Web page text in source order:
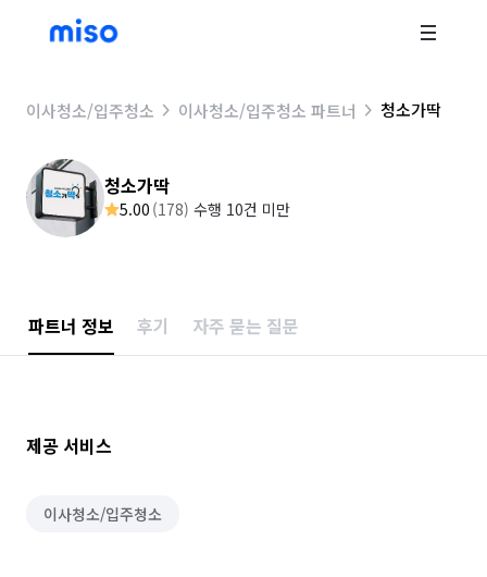
이사청소/입주청소 이사청소/입주청소 파트너 청소가딱
청소가딱
5.00 (178) 수행 10건 미만
파트너 정보 후기 자주 묻는 질문
제공 서비스
이사청소/입주청소